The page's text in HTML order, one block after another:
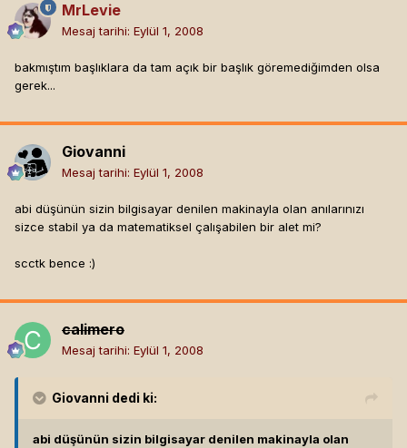
MrLevie
Mesaj tarihi: Eylül 1, 2008
bakmıştım başlıklara da tam açık bir başlık göremediğimden olsa
gerek...
Giovanni
Mesaj tarihi: Eylül 1, 2008
abi düşünün sizin bilgisayar denilen makinayla olan anılarınızı
sizce stabil ya da matematiksel çalışabilen bir alet mi?
scctk bence :)
calimero
Mesaj tarihi: Eylül 1, 2008
Giovanni dedi ki:
abi düşünün sizin bilgisayar denilen makinayla olan